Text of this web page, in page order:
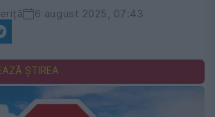
6 august 2025, 07:43
ȘTIREA